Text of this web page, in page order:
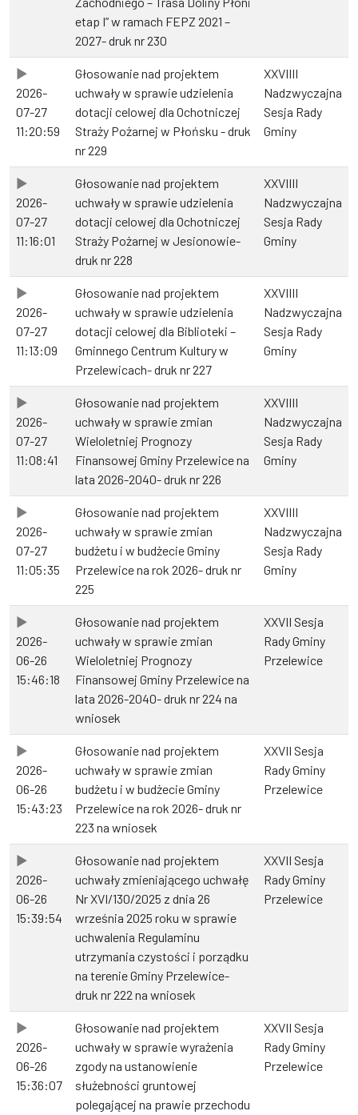
etap I” w ramach FEPZ 2021 –
2027- druk nr 230
2026-
07-27
11:20:59
Głosowanie nad projektem
uchwały w sprawie udzielenia
dotacji celowej dla Ochotniczej
Straży Pożarnej w Płońsku - druk
nr 229
XXVIIII
Nadzwyczajna
Sesja Rady
Gminy
2026-
07-27
11:16:01
Głosowanie nad projektem
uchwały w sprawie udzielenia
dotacji celowej dla Ochotniczej
Straży Pożarnej w Jesionowie-
druk nr 228
XXVIIII
Nadzwyczajna
Sesja Rady
Gminy
2026-
07-27
11:13:09
Głosowanie nad projektem
uchwały w sprawie udzielenia
dotacji celowej dla Biblioteki –
Gminnego Centrum Kultury w
Przelewicach- druk nr 227
XXVIIII
Nadzwyczajna
Sesja Rady
Gminy
2026-
07-27
11:08:41
Głosowanie nad projektem
uchwały w sprawie zmian
Wieloletniej Prognozy
Finansowej Gminy Przelewice na
lata 2026-2040- druk nr 226
XXVIIII
Nadzwyczajna
Sesja Rady
Gminy
2026-
07-27
11:05:35
Głosowanie nad projektem
uchwały w sprawie zmian
budżetu i w budżecie Gminy
Przelewice na rok 2026- druk nr
225
XXVIIII
Nadzwyczajna
Sesja Rady
Gminy
2026-
06-26
15:46:18
Głosowanie nad projektem
uchwały w sprawie zmian
Wieloletniej Prognozy
Finansowej Gminy Przelewice na
lata 2026-2040- druk nr 224 na
wniosek
XXVII Sesja
Rady Gminy
Przelewice
2026-
06-26
15:43:23
Głosowanie nad projektem
uchwały w sprawie zmian
budżetu i w budżecie Gminy
Przelewice na rok 2026- druk nr
223 na wniosek
XXVII Sesja
Rady Gminy
Przelewice
2026-
06-26
15:39:54
Głosowanie nad projektem
uchwały zmieniającego uchwałę
Nr XVI/130/2025 z dnia 26
września 2025 roku w sprawie
uchwalenia Regulaminu
utrzymania czystości i porządku
na terenie Gminy Przelewice-
druk nr 222 na wniosek
XXVII Sesja
Rady Gminy
Przelewice
2026-
06-26
15:36:07
Głosowanie nad projektem
uchwały w sprawie wyrażenia
zgody na ustanowienie
służebności gruntowej
polegającej na prawie przechodu
XXVII Sesja
Rady Gminy
Przelewice